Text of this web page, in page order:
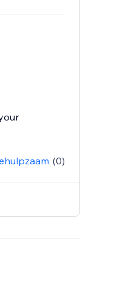
(0)